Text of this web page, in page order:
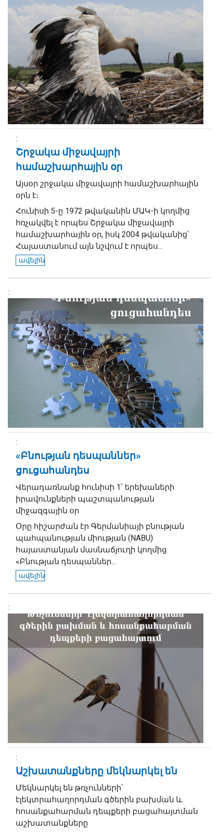
Շրջակա միջավայրի
համաշխարհային օր
Այսօր շրջակա միջավայրի համաշխարհային
օրն է։
Հունիսի 5-ը 1972 թվականին ՄԱԿ-ի կողմից
հռչակվել է որպես Շրջակա միջավայրի
համաշխարհային օր, իսկ 2004 թվականից՝
Հայաստանում այն նշվում է որպես...
ավելին
«Բնության դեսպաններ»
ցուցահանդես
Վերադառնանք հունիսի 1՝ երեխաների
իրավունքների պաշտպանության
միջազգային օր
Օրը հիշարժան էր Գերմանիայի բնության
պահպանության միության (NABU)
հայաստանյան մասնաճյուղի կողմից
«Բնության դեսպաններ...
ավելին
Աշխատանքները մեկնարկել են
Մեկնարկել են թռչունների՝
էլեկտրահաղորդման գծերին բախման և
հոսանքահարման դեպքերի բացահայտման
աշխատանքները